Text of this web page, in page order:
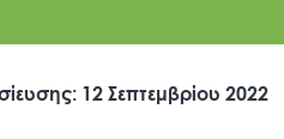
12 Σεπτεμβρίου 2022